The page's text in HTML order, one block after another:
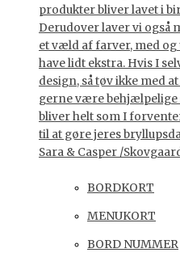
produkter bliver lavet i
Derudover laver vi også
et væld af farver, med
have lidt ekstra. Hvis I
design, så tøv ikke med
gerne være behjælpelige
bliver helt som I
til at gøre jeres
Sara & Casper /
BORDKORT
MENUKORT
BORD NUMMER